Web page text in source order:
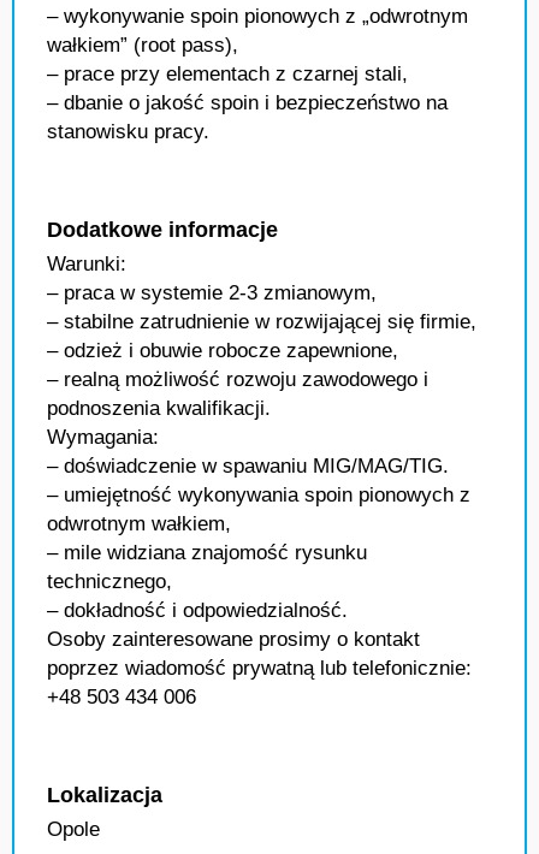
– wykonywanie spoin pionowych z „odwrotnym
wałkiem” (root pass),
– prace przy elementach z czarnej stali,
– dbanie o jakość spoin i bezpieczeństwo na
stanowisku pracy.
Dodatkowe informacje
Warunki:
– praca w systemie 2-3 zmianowym,
– stabilne zatrudnienie w rozwijającej się firmie,
– odzież i obuwie robocze zapewnione,
– realną możliwość rozwoju zawodowego i
podnoszenia kwalifikacji.
Wymagania:
– doświadczenie w spawaniu MIG/MAG/TIG.
– umiejętność wykonywania spoin pionowych z
odwrotnym wałkiem,
– mile widziana znajomość rysunku
technicznego,
– dokładność i odpowiedzialność.
Osoby zainteresowane prosimy o kontakt
poprzez wiadomość prywatną lub telefonicznie:
+48 503 434 006
Lokalizacja
Opole